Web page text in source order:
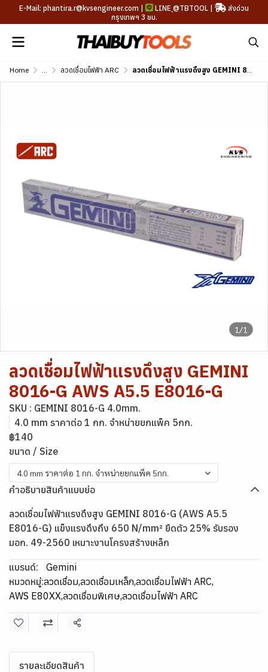
E-Mail: phantira.r@kvsengineer.com | LINE @TBTOOL |
ส่งด่วน
กรุงเทพฯ 3 ชม.
Home ... ลวดเชื่อมไฟฟ้า ARC ลวดเชื่อมไฟฟ้าแรงดึงสูง GEMINI 8016-G AWS A5.5 E8016-G
1/1
ลวดเชื่อมไฟฟ้าแรงดึงสูง GEMINI
8016-G AWS A5.5 E8016-G
SKU : GEMINI 8016-G 4.0mm.
4.0 mm ราคาต่อ 1 กก. จำหน่ายยกแพ็ค 5กก.
฿140
ขนาด / Size
4.0 mm ราคาต่อ 1 กก. จำหน่ายยกแพ็ค 5กก.
คำอธิบายสินค้าแบบย่อ
ลวดเชื่อมไฟฟ้าแรงดึงสูง GEMINI 8016-G (AWS A5.5
E8016-G) แข็งแรงดึงถึง 650 N/mm² ยืดตัว 25% รับรอง
มอก. 49-2560 เหมาะงานโครงสร้างเหล็ก
แบรนด์:
Gemini
หมวดหมู่:ลวดเชื่อม,ลวดเชื่อมเหล็ก,ลวดเชื่อมไฟฟ้า ARC,
AWS E80XX,ลวดเชื่อมพิเศษ,ลวดเชื่อมไฟฟ้า ARC
แชร์
รายละเอียดสินค้า